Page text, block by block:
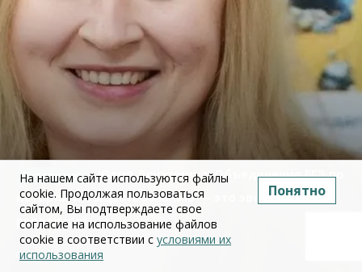
Юлия Дружинина: Объединение ЕГЭ по
истории и обществознанию — это эволюция, а не
революция
02 июля 2026
На нашем сайте используются файлы
cookie. Продолжая пользоваться
сайтом, Вы подтверждаете свое
согласие на использование файлов
cookie в соответствии с условиями их
использования
Понятно